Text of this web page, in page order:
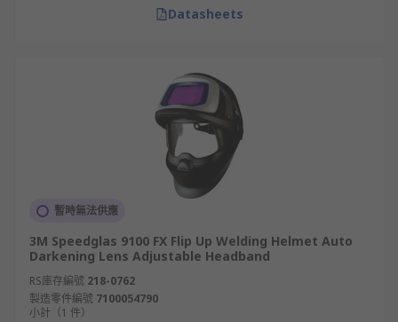
Datasheets
暫時無法供應
3M Speedglas 9100 FX Flip Up Welding Helmet Auto
Darkening Lens Adjustable Headband
RS庫存編號 218-0762
製造零件編號 7100054790
小計（1 件）